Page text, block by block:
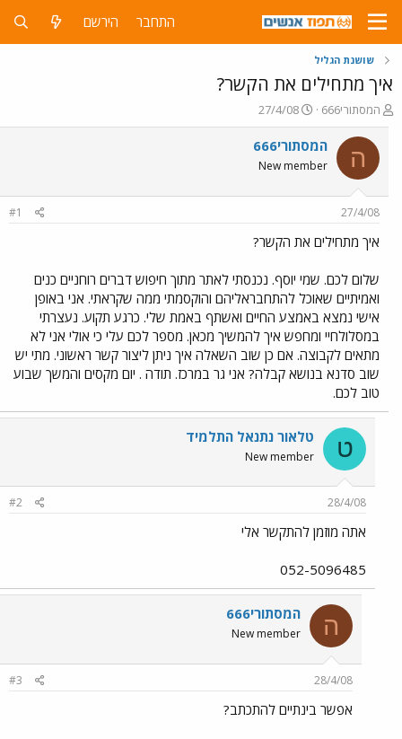
התחבר הירשם
שושנת הגליל
איך מתחילים את הקשר?
פ
ו
ת
ח
ה
ש
א
המסתורי666
פ
ו
ר
ם
ר
27/4/08
ה המסתורי666
New member
27/4/08
#1
איך מתחילים את הקשר?
שלום לכם. שמי יוסף. נכנסתי לאתר מתוך חיפוש דברים רוחניים כנים
ואמיתיים שאוכל להתחבראליהם והוקסמתי ממה שקראתי. אני באופן
אישי נמצא באמצע החיים ואשתף באמת שלי. כרגע תקוע. נעצרתי
במסלולחיי ומחפש איך להמשיך מכאן. מספר לכם עלי כי אולי אני לא
מתאים לקבוצה. אם כן שוב השאלה איך ניתן ליצור קשר ראשוני. מתי יש
שוב סדנא בנושא קבלה? אני גר במרכז. תודה . יום מקסים והמשך שבוע
טוב לכם.
ט טלאור נתנאל התלמיד
New member
28/4/08
#2
אתה מוזמן להתקשר אלי
052-5096485
ה המסתורי666
New member
28/4/08
#3
אפשר בינתיים להתכתב?